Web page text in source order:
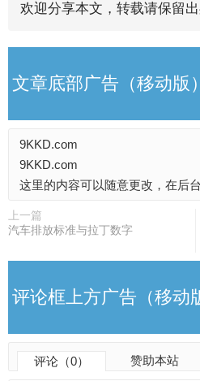
欢迎分享本文，转载请保留出
文章底部广告（移动版
9KKD.com
9KKD.com
这里的内容可以随意更改，在后
上一篇
汽车排放标准与拉丁数字
评论框上方广告（移动
更改
评论（0） 赞助本站